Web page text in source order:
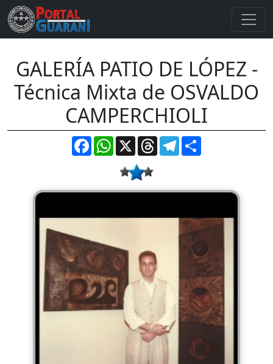
GALERÍA PATIO DE LÓPEZ -
Técnica Mixta de OSVALDO
CAMPERCHIOLI
FacebookWhatsApp
X ThreadsTelegram